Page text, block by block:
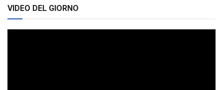
VIDEO DEL GIORNO